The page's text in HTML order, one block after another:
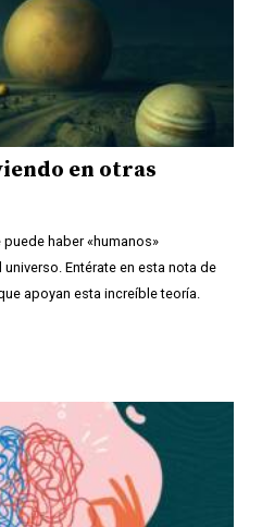
en otras
haber «humanos»
Entérate en esta nota de
apoyan esta increíble teoría.